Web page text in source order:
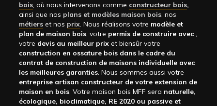
bois, où nous intervenons comme constructeur bois,
ainsi que nos plans et modèles maison bois, nos
métiers et nos prix. Nous réalisons votre modèle et
plan de maison bois, votre permis de construire avec ,
votre devis au meilleur prix et biensûr votre
construction en ossature bois dans le cadre du
contrat de construction de maisons individuelle avec
les meilleures garanties. Nous sommes aussi votre
entreprise artisan constructeur de votre extension de
maison en bois. Votre maison bois MFF sera naturelle,
écologique, bioclimatique, RE 2020 ou passive et